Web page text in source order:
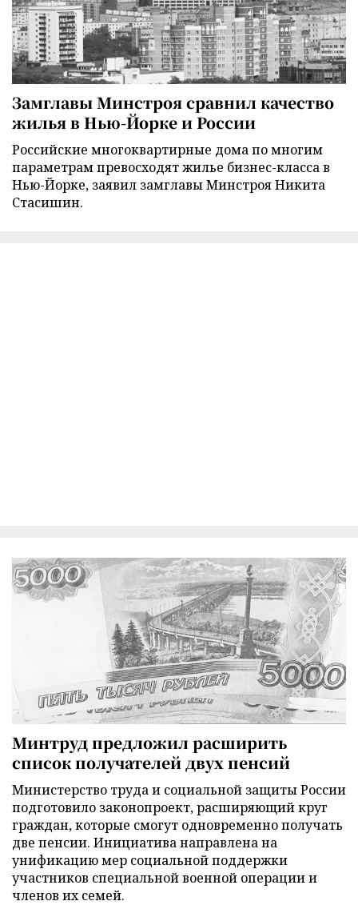
Замглавы Минстроя сравнил качество
жилья в Нью-Йорке и России
Российские многоквартирные дома по многим
параметрам превосходят жилье бизнес-класса в
Нью-Йорке, заявил замглавы Минстроя Никита
Стасишин.
Минтруд предложил расширить
список получателей двух пенсий
Министерство труда и социальной защиты России
подготовило законопроект, расширяющий круг
граждан, которые смогут одновременно получать
две пенсии. Инициатива направлена на
унификацию мер социальной поддержки
участников специальной военной операции и
членов их семей.